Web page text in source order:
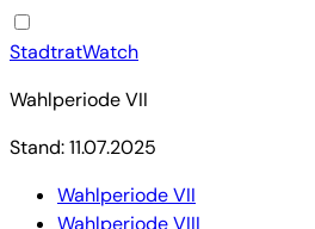
StadtratWatch
Wahlperiode VII
Stand: 11.07.2025
Wahlperiode VII
Wahlperiode VIII